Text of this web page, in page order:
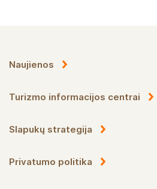
Naujienos
Turizmo informacijos centrai
Slapukų strategija
Privatumo politika